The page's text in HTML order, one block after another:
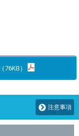
（76KB）
注意事項